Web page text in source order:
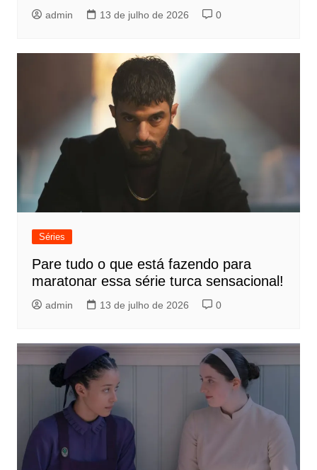
admin 13 de julho de 2026 0
Séries
Pare tudo o que está fazendo para
maratonar essa série turca sensacional!
admin 13 de julho de 2026 0